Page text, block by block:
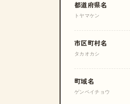
都道府県名
トヤマケン
市区町村名
タカオカシ
町域名
ゲンペイチョウ